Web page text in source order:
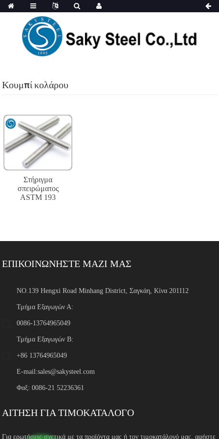
Κουμπί κολάρου
Στήριγμα
σπειρώματος
ASTM 193
ΕΠΙΚΟΙΝΩΝΗΣΤΕ ΜΑΖΙ ΜΑΣ
NO.139 Hengxi Road Minhang District, Σαγκάη, Κίνα 201112
Τμήμα Εξαγωγών Α:
0086-13764965049
Τμήμα Εξαγωγών Β:
+86 13764965049
E-mail:sales@sakysteel.com
Φαξ: 0086-21 52236361
ΑΙΤΗΣΗ ΓΙΑ ΤΙΜΟΚΑΤΑΛΟΓΟ
Για ερωτήσεις σχετικά με τα προϊόντα μας ή τον τιμοκατάλογό μας, αφήστε